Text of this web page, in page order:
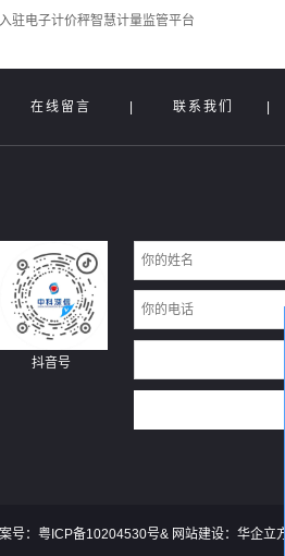
驻电子计价秤智慧计量监管平台
在线留言 联系我们
抖音号
号： 粤ICP备10204530号& 网站建设： 华企立方